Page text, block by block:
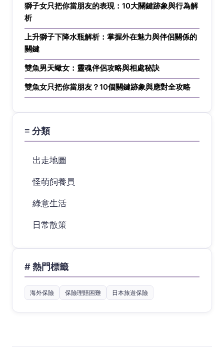
獅子女只把你當朋友的表現：10大關鍵跡象與行為解
析
上升獅子下降水瓶解析：掌握外在魅力與伴侶關係的
關鍵
雙魚男天蠍女：靈魂伴侶攻略與相處秘訣
雙魚女只把你當朋友？10個關鍵跡象與應對全攻略
≡ 分類
出走地圖
怪萌飼養員
綠意生活
日常散策
# 熱門標籤
海外保險 保險理賠困難 日本旅遊保險